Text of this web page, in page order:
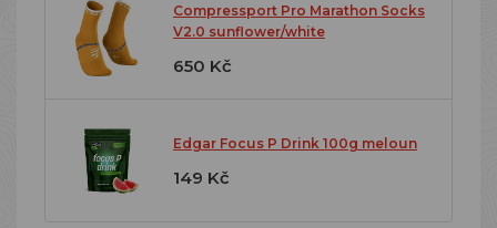
Compressport Pro Marathon Socks
V2.0 sunflower/white
650 Kč
Edgar Focus P Drink 100g meloun
149 Kč